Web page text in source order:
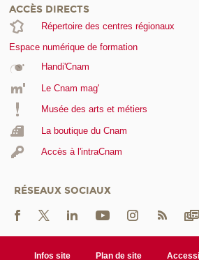
ACCÈS DIRECTS
Répertoire des centres régionaux
Espace numérique de formation
Handi'Cnam
Le Cnam mag'
Musée des arts et métiers
La boutique du Cnam
Accès à l'intraCnam
RÉSEAUX SOCIAUX
Infos site Plan de site